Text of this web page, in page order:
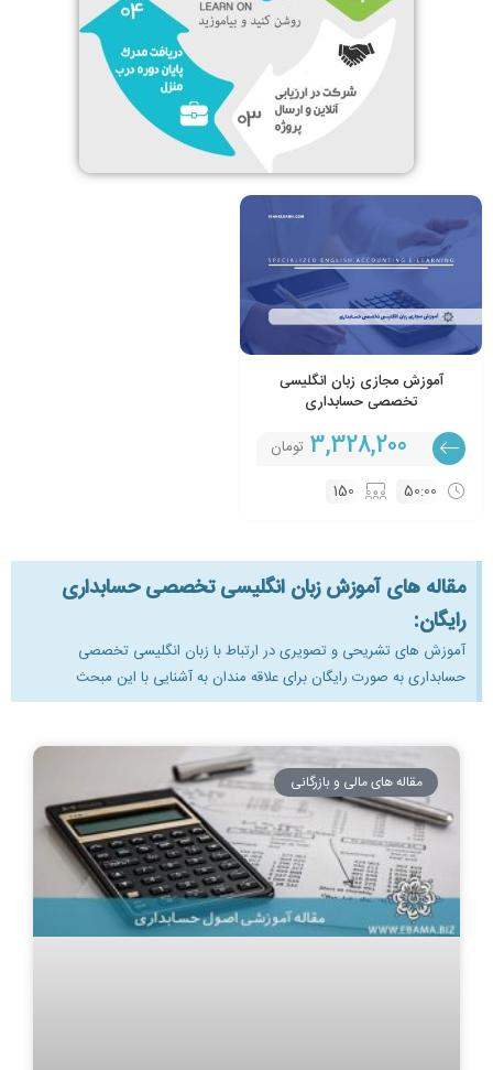
آموزش مجازی زبان انگلیسی
تخصصی حسابداری
3,328,200 تومان
50:00
150
مقاله های آموزش زبان انگلیسی تخصصی حسابداری
رایگان:
آموزش های تشریحی و تصویری در ارتباط با زبان انگلیسی تخصصی
حسابداری به صورت رایگان برای علاقه مندان به آشنایی با این مبحث
مقاله های مالی و بازرگانی